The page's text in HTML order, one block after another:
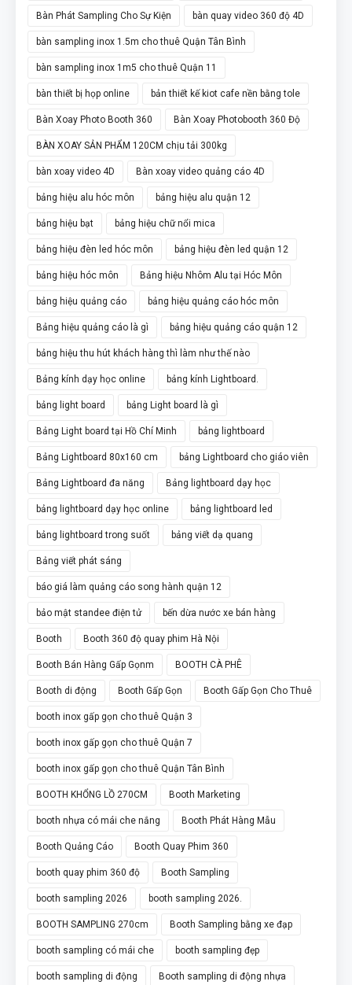
Bàn Phát Sampling Cho Sự Kiện bàn quay video 360 độ 4D
bàn sampling inox 1.5m cho thuê Quận Tân Bình
bàn sampling inox 1m5 cho thuê Quận 11
bàn thiết bị họp online bản thiết kế kiot cafe nền bằng tole
Bàn Xoay Photo Booth 360 Bàn Xoay Photobooth 360 Độ
BÀN XOAY SẢN PHẨM 120CM chịu tải 300kg
bàn xoay video 4D Bàn xoay video quảng cáo 4D
bảng hiệu alu hóc môn bảng hiệu alu quận 12
bảng hiệu bạt bảng hiệu chữ nổi mica
bảng hiệu đèn led hóc môn bảng hiệu đèn led quận 12
bảng hiệu hóc môn Bảng hiệu Nhôm Alu tại Hóc Môn
bảng hiệu quảng cáo bảng hiệu quảng cáo hóc môn
Bảng hiệu quảng cáo là gì bảng hiệu quảng cáo quận 12
bảng hiệu thu hút khách hàng thì làm như thế nào
Bảng kính dạy học online bảng kính Lightboard.
bảng light board bảng Light board là gì
Bảng Light board tại Hồ Chí Minh bảng lightboard
Bảng Lightboard 80x160 cm bảng Lightboard cho giáo viên
Bảng Lightboard đa năng Bảng lightboard dạy học
bảng lightboard dạy học online bảng lightboard led
bảng lightboard trong suốt bảng viết dạ quang
Bảng viết phát sáng
báo giá làm quảng cáo song hành quận 12
bảo mật standee điện tử bến dừa nước xe bán hàng
Booth Booth 360 độ quay phim Hà Nội
Booth Bán Hàng Gấp Gọnm BOOTH CÀ PHÊ
Booth di động Booth Gấp Gọn Booth Gấp Gọn Cho Thuê
booth inox gấp gọn cho thuê Quận 3
booth inox gấp gọn cho thuê Quận 7
booth inox gấp gọn cho thuê Quận Tân Bình
BOOTH KHỔNG LỒ 270CM Booth Marketing
booth nhựa có mái che nắng Booth Phát Hàng Mẫu
Booth Quảng Cáo Booth Quay Phim 360
booth quay phim 360 độ Booth Sampling
booth sampling 2026 booth sampling 2026.
BOOTH SAMPLING 270cm Booth Sampling bằng xe đạp
booth sampling có mái che booth sampling đẹp
booth sampling di động Booth sampling di động nhựa